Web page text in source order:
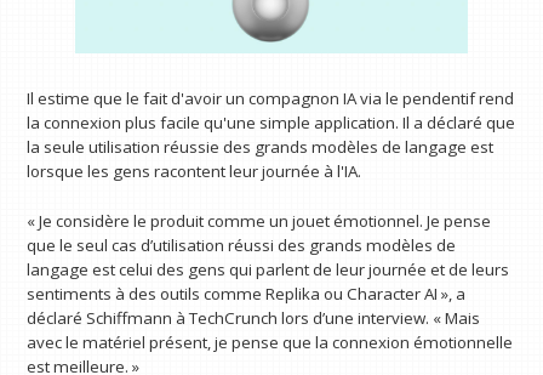
Il estime que le fait d'avoir un compagnon IA via le pendentif rend
la connexion plus facile qu'une simple application. Il a déclaré que
la seule utilisation réussie des grands modèles de langage est
lorsque les gens racontent leur journée à l'IA.
« Je considère le produit comme un jouet émotionnel. Je pense
que le seul cas d’utilisation réussi des grands modèles de
langage est celui des gens qui parlent de leur journée et de leurs
sentiments à des outils comme Replika ou Character AI », a
déclaré Schiffmann à TechCrunch lors d’une interview. « Mais
avec le matériel présent, je pense que la connexion émotionnelle
est meilleure. »